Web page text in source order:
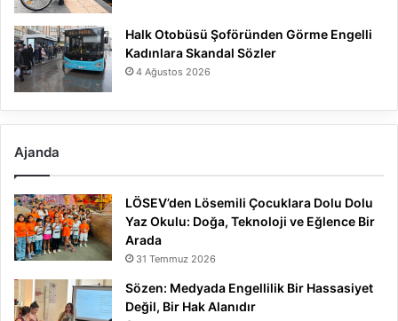
Halk Otobüsü Şoföründen Görme Engelli
Kadınlara Skandal Sözler
4 Ağustos 2026
Ajanda
LÖSEV’den Lösemili Çocuklara Dolu Dolu
Yaz Okulu: Doğa, Teknoloji ve Eğlence Bir
Arada
31 Temmuz 2026
Sözen: Medyada Engellilik Bir Hassasiyet
Değil, Bir Hak Alanıdır